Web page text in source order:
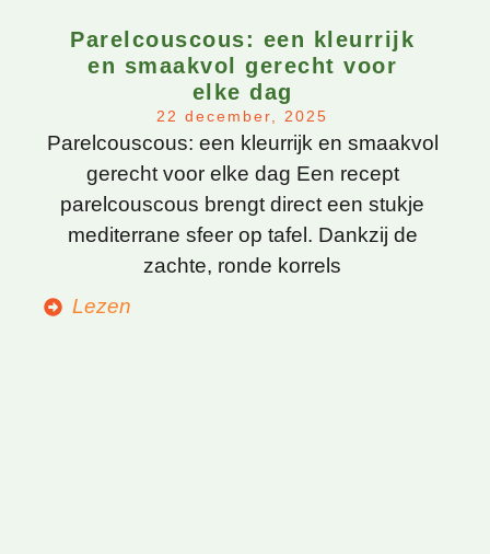
Parelcouscous: een kleurrijk
en smaakvol gerecht voor
elke dag
22 december, 2025
Parelcouscous: een kleurrijk en smaakvol
gerecht voor elke dag Een recept
parelcouscous brengt direct een stukje
mediterrane sfeer op tafel. Dankzij de
zachte, ronde korrels
Lezen